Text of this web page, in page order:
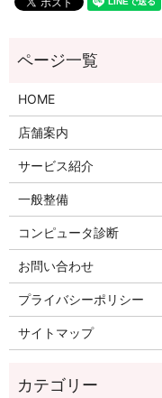
HOME
店舗案内
サービス紹介
一般整備
コンピュータ診断
お問い合わせ
プライバシーポリシー
サイトマップ